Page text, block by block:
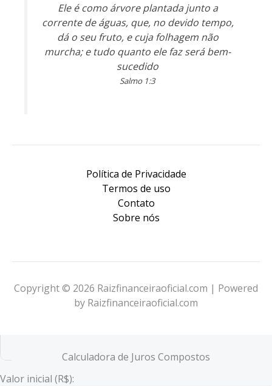
Ele é como árvore plantada junto a
corrente de águas, que, no devido tempo,
dá o seu fruto, e cuja folhagem não
murcha; e tudo quanto ele faz será bem-
sucedido
Salmo 1:3
Política de Privacidade
Termos de uso
Contato
Sobre nós
Copyright © 2026 Raizfinanceiraoficial.com | Powered
by Raizfinanceiraoficial.com
Calculadora de Juros Compostos
Valor inicial (R$):